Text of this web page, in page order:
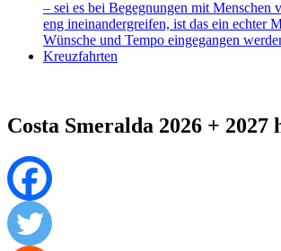
– sei es bei Begegnungen mit
eng ineinandergreifen, ist das ein echter
Wünsche und Tempo eingegangen
Kreuzfahrten
Costa Smeralda 2026 +